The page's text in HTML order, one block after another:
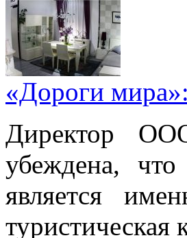
«Дороги
Директор
убеждена,
является
туристическая